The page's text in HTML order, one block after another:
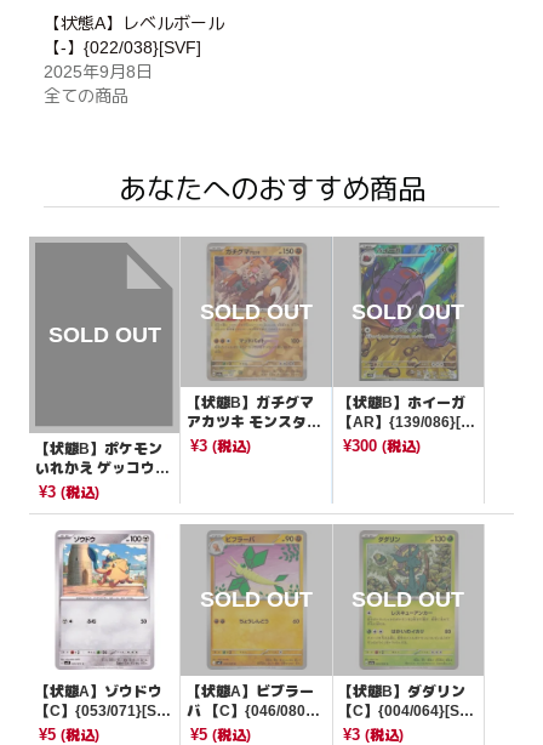
【状態A】レベルボール
【-】{022/038}[SVF]
2025年9月8日
全ての商品
あなたへのおすすめ商品
【状態B】ポケモン
いれかえ ゲッコウガ
マーク【-】{054/06
¥3 (税込)
【状態B】ガチグマ
アカツキ モンスター
ボールミラー【-】{0
¥3(税込)
【状態B】ホイーガ
【AR】{139/086}[S
V11B]
¥300 (税込)
【状態A】ゾウドウ
【C】{053/071}[SV
2P]
¥5 (税込)
【状態A】ビブラー
バ 【C】{046/080}
[M2]
¥5(税込)
【状態B】ダダリン
【C】{004/064}[SV
7a]
¥3 (税込)